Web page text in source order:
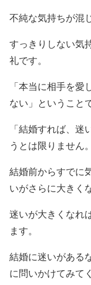
不純な気持ちが混
すっきりしない気
礼です。
「本当に相手を
ない」ということ
「結婚すれば、
うとは限りません。
結婚前からすでに
いがさらに大きく
迷いが大きくなれ
ます。
結婚に迷いがある
に問いかけてみて